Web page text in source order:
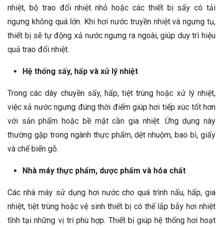
nhiệt, bộ trao đổi nhiệt nhỏ hoặc các thiết bị sấy có tải
ngưng không quá lớn. Khi hơi nước truyền nhiệt và ngưng tụ,
thiết bị sẽ tự động xả nước ngưng ra ngoài, giúp duy trì hiệu
quả trao đổi nhiệt.
Hệ thống sấy, hấp và xử lý nhiệt
Trong các dây chuyền sấy, hấp, tiệt trùng hoặc xử lý nhiệt,
việc xả nước ngưng đúng thời điểm giúp hơi tiếp xúc tốt hơn
với sản phẩm hoặc bề mặt cần gia nhiệt. Ứng dụng này
thường gặp trong ngành thực phẩm, dệt nhuộm, bao bì, giấy
và chế biến gỗ.
Nhà máy thực phẩm, dược phẩm và hóa chất
Các nhà máy sử dụng hơi nước cho quá trình nấu, hấp, gia
nhiệt, tiệt trùng hoặc vệ sinh thiết bị có thể lắp bẫy hơi nhiệt
tĩnh tại những vị trí phù hợp. Thiết bị giúp hệ thống hơi hoạt